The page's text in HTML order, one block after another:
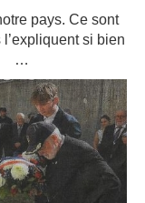
pays. Ce sont
si bien
…